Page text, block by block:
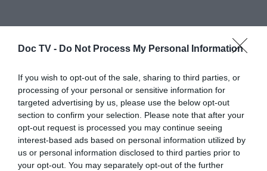
Doc TV - Do Not Process My Personal Information
If you wish to opt-out of the sale, sharing to third parties, or
processing of your personal or sensitive information for
targeted advertising by us, please use the below opt-out
section to confirm your selection. Please note that after your
opt-out request is processed you may continue seeing
interest-based ads based on personal information utilized by
us or personal information disclosed to third parties prior to
your opt-out. You may separately opt-out of the further
Η θεματολογία του ποικίλλει από ηθοποιούς
του Kabuki και παλαιστές του Sumo, μέχρι
σκηνές της καθημερινής ζωής ή κλικ από τη
σεξουαλική ζωή τους, λαϊκά παραμύθια που
θυμίζει επιστημονική φαντασία μέχρι τοπία.
Αν και το σεξ δεν ήταν επιτρεπόμενο θέμα